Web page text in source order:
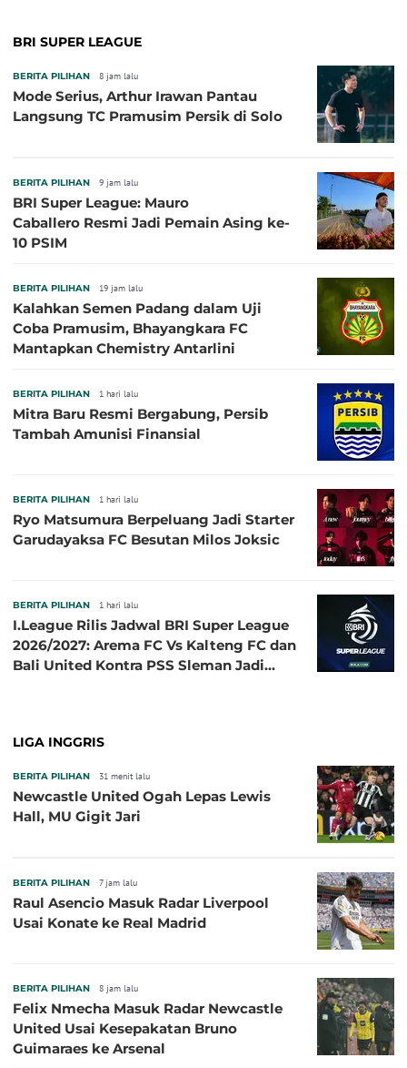
BRI SUPER LEAGUE
BERITA PILIHAN 8 jam lalu
Mode Serius, Arthur Irawan Pantau
Langsung TC Pramusim Persik di Solo
BERITA PILIHAN 9 jam lalu
BRI Super League: Mauro
Caballero Resmi Jadi Pemain Asing ke-
10 PSIM
BERITA PILIHAN 19 jam lalu
Kalahkan Semen Padang dalam Uji
Coba Pramusim, Bhayangkara FC
Mantapkan Chemistry Antarlini
BERITA PILIHAN 1 hari lalu
Mitra Baru Resmi Bergabung, Persib
Tambah Amunisi Finansial
BERITA PILIHAN 1 hari lalu
Ryo Matsumura Berpeluang Jadi Starter
Garudayaksa FC Besutan Milos Joksic
BERITA PILIHAN 1 hari lalu
I.League Rilis Jadwal BRI Super League
2026/2027: Arema FC Vs Kalteng FC dan
Bali United Kontra PSS Sleman Jadi
LIGA INGGRIS
BERITA PILIHAN 31 menit lalu
Newcastle United Ogah Lepas Lewis
Hall, MU Gigit Jari
BERITA PILIHAN 7 jam lalu
Raul Asencio Masuk Radar Liverpool
Usai Konate ke Real Madrid
BERITA PILIHAN 8 jam lalu
Felix Nmecha Masuk Radar Newcastle
United Usai Kesepakatan Bruno
Guimaraes ke Arsenal